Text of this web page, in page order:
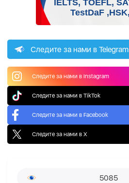
Следите за нами в Telegram
Следите за нами в Instagram
Следите за нами в TikTok
Следите за нами в Facebook
Следите за нами в X
5085